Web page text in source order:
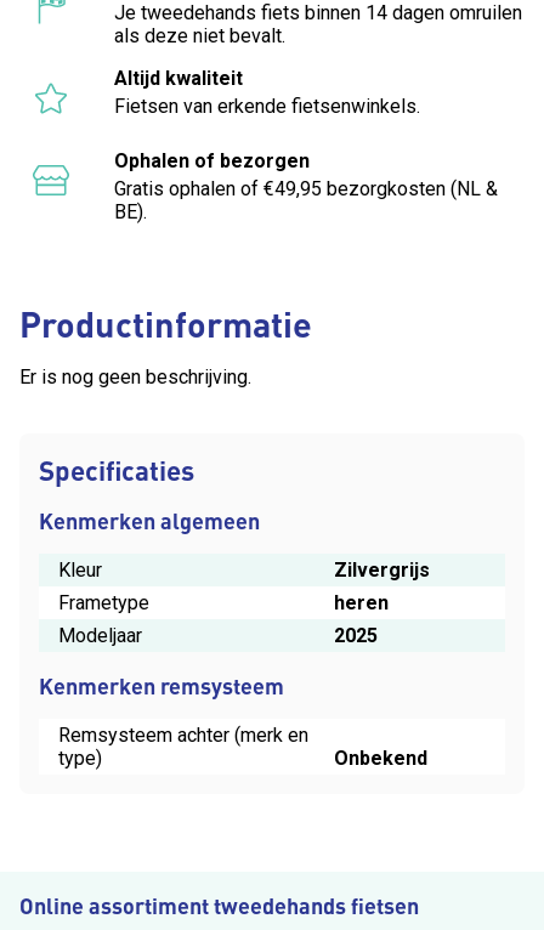
Productinformatie
Er is nog geen beschrijving.
Specificaties
Kenmerken algemeen
Kleur
Zilvergrijs
Frametype
heren
Modeljaar
2025
Kenmerken remsysteem
Remsysteem achter (merk en
type)
Onbekend
Je tweedehands fiets binnen 14 dagen omruilen
als deze niet bevalt.
Altijd kwaliteit
Fietsen van erkende fietsenwinkels.
Ophalen of bezorgen
Gratis ophalen of €49,95 bezorgkosten (NL &
BE).
Online assortiment tweedehands fietsen